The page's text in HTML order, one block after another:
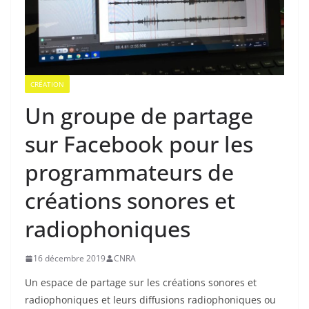
CRÉATION
Un groupe de partage
sur Facebook pour les
programmateurs de
créations sonores et
radiophoniques
16 décembre 2019 CNRA
Un espace de partage sur les créations sonores et
radiophoniques et leurs diffusions radiophoniques ou